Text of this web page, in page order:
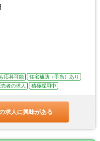
応募可能
住宅補助（手当）あり
者の求人 積極採用中
求人に興味がある